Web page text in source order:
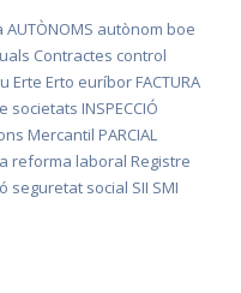
AUTÒNOMS autònom boe
Contractes control
Erte Erto euríbor FACTURA
societats INSPECCIÓ
Mercantil PARCIAL
reforma laboral Registre
seguretat social SII SMI